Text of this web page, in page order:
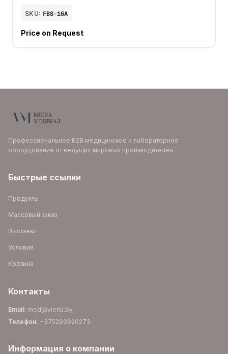
SKU: FBS-16A
Price on Request
Профессиональное B2B медицинское и лабораторное
оборудование от ведущих мировых производителей.
Быстрые ссылки
Продукты
Массовый заказ
Выставки
Условия
Корзина
Контакты
Email: med@viena.by
Телефон: +375293920273
Информация о компании